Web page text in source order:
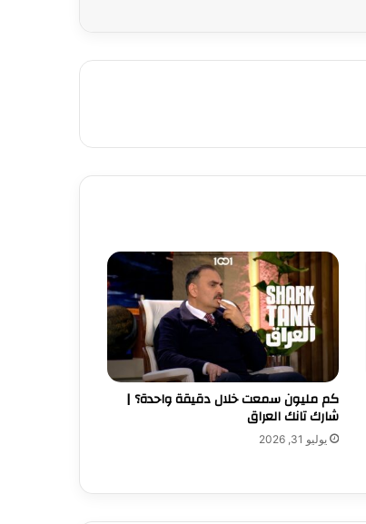
كم مليون سمعت خلال دقيقة واحدة؟ |
شارك تانك العراق
يوليو 31, 2026